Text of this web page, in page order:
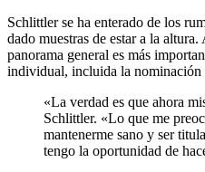
Schlittler se ha enterado de los
dado muestras de estar a la
panorama general es más
individual, incluida la nominación
«La verdad es que ahora
Schlittler. «Lo que me
mantenerme sano y ser
tengo la oportunidad de